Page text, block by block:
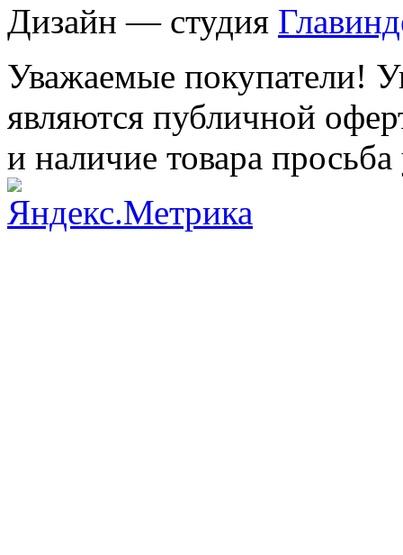
Дизайн — студия
Уважаемые покупатели!
являются публичной
и наличие товара